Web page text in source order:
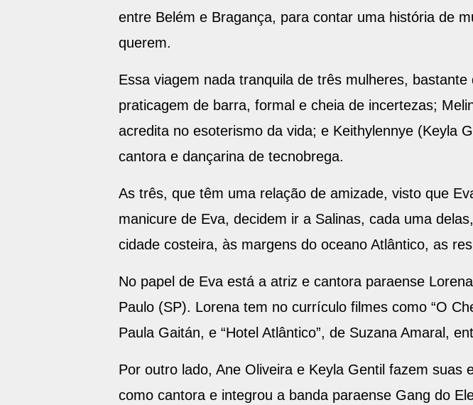
entre Belém e Bragança, para contar uma história de
querem.
Essa viagem nada tranquila de três mulheres,
praticagem de barra, formal e cheia de incertezas;
acredita no esoterismo da vida; e Keithylennye (Keyla
cantora e dançarina de tecnobrega.
As três, que têm uma relação de amizade, visto que
manicure de Eva, decidem ir a Salinas, cada uma
cidade costeira, às margens do oceano Atlântico, as
No papel de Eva está a atriz e cantora paraense
Paulo (SP). Lorena tem no currículo filmes como “O
Paula Gaitán, e “Hotel Atlântico”, de Suzana Amaral,
Por outro lado, Ane Oliveira e Keyla Gentil fazem
como cantora e integrou a banda paraense Gang do